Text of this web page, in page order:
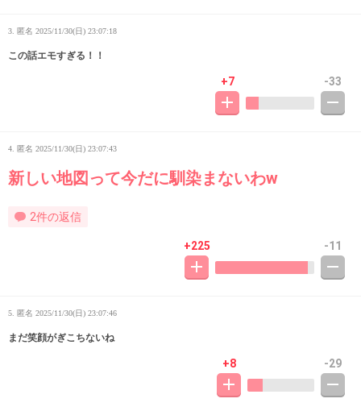
3. 匿名 2025/11/30(日) 23:07:18
この話エモすぎる！！
+7 -33
4. 匿名 2025/11/30(日) 23:07:43
新しい地図って今だに馴染まないわw
2件の返信
+225 -11
5. 匿名 2025/11/30(日) 23:07:46
まだ笑顔がぎこちないね
+8 -29